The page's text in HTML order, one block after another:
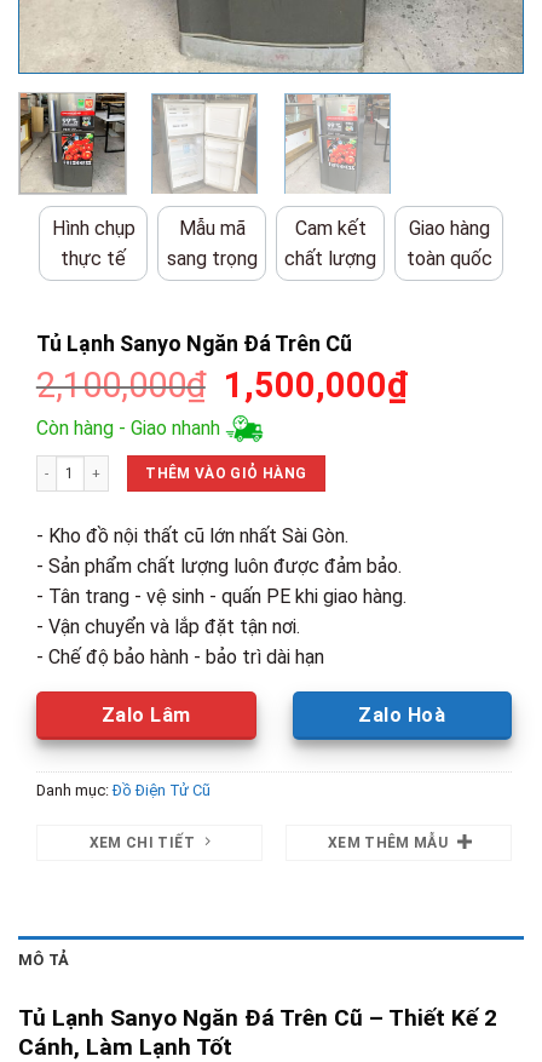
Hình chụp
thực tế
Mẫu mã
sang trọng
Cam kết
chất lượng
Giao hàng
toàn quốc
Tủ Lạnh Sanyo Ngăn Đá Trên Cũ
2,100,000₫ Giá
gốc
là:
2,100,000₫.
1,500,000₫Giá
Còn hàng - Giao nhanh
Tủ Lạnh Sanyo Ngăn Đá Trên Cũ số lượng
THÊM VÀO GIỎ HÀNG
- Kho đồ nội thất cũ lớn nhất Sài Gòn.
- Sản phẩm chất lượng luôn được đảm bảo.
- Tân trang - vệ sinh - quấn PE khi giao hàng.
- Vận chuyển và lắp đặt tận nơi.
- Chế độ bảo hành - bảo trì dài hạn
Zalo Lâm Zalo Hoà
Danh mục:Đồ Điện Tử Cũ
XEM CHI TIẾT XEM THÊM MẪU
MÔ TẢ
Tủ Lạnh Sanyo Ngăn Đá Trên Cũ – Thiết Kế 2
Cánh, Làm Lạnh Tốt